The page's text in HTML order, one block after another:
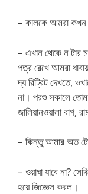
– কালকে আমরা কখন
– এখান থেকে ন টার
পত্র রেখে আমরা
দ্য রিট্রিট দেখতে,
না। পরশু সকালে
জালিয়ানওয়ালা বাগ,
– কিন্তু আমার অত
– ওয়াঘা যাবে না?
হয়ে জিজ্ঞেস করল।